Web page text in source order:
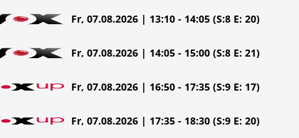
Fr, 07.08.2026 | 13:10 - 14:05 (S:8 E: 20)
Fr, 07.08.2026 | 14:05 - 15:00 (S:8 E: 21)
Fr, 07.08.2026 | 16:50 - 17:35 (S:9 E: 17)
Fr, 07.08.2026 | 17:35 - 18:30 (S:9 E: 20)